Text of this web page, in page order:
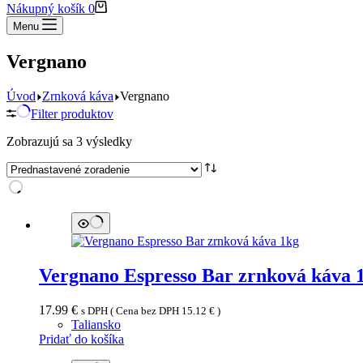
Nákupný košík 0
Menu
Vergnano
Úvod Zrnková káva Vergnano
Filter produktov
Zobrazujú sa 3 výsledky
Vergnano Espresso Bar zrnková káva
17.99 € s DPH ( Cena bez DPH 15.12 € )
Taliansko
Pridať do košíka